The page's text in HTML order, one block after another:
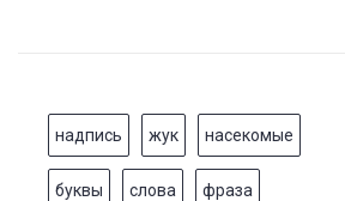
надпись жук насекомые
буквы слова фраза